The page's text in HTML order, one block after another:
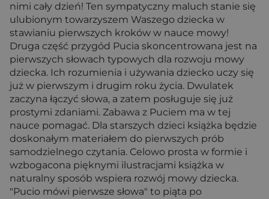
nimi cały dzień! Ten sympatyczny maluch stanie się
ulubionym towarzyszem Waszego dziecka w
stawianiu pierwszych kroków w nauce mowy!
Druga część przygód Pucia skoncentrowana jest na
pierwszych słowach typowych dla rozwoju mowy
dziecka. Ich rozumienia i używania dziecko uczy się
już w pierwszym i drugim roku życia. Dwulatek
zaczyna łączyć słowa, a zatem posługuje się już
prostymi zdaniami. Zabawa z Puciem ma w tej
nauce pomagać. Dla starszych dzieci książka będzie
doskonałym materiałem do pierwszych prób
samodzielnego czytania. Celowo prosta w formie i
wzbogacona pięknymi ilustracjami książka w
naturalny sposób wspiera rozwój mowy dziecka.
"Pucio mówi pierwsze słowa" to piąta po